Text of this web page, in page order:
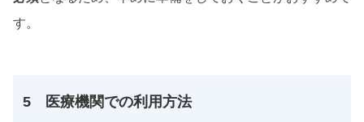
す。
5 医療機関での利用方法